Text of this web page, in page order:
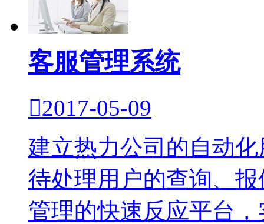
客服管理系统
2017-05-09
建立热力公司的自动
待处理用户的查询、
管理的快速反应平台